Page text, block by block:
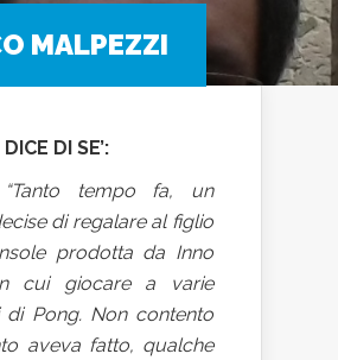
MALPEZZI
DICE DI SE’:
“Tanto tempo fa, un
di regalare al figlio
prodotta da Inno
cui giocare a varie
di Pong. Non contento
aveva fatto, qualche